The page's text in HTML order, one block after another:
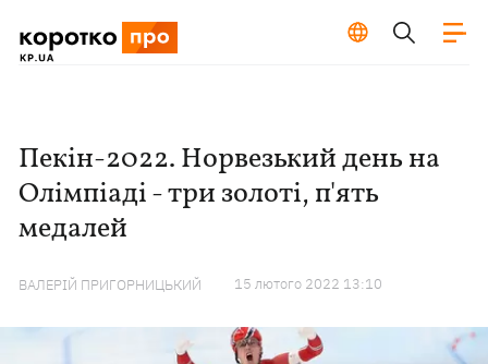
Пекін-2022. Норвезький день на
Олімпіаді - три золоті, п'ять
медалей
ВАЛЕРІЙ ПРИГОРНИЦЬКИЙ 15 лютого 2022 13:10